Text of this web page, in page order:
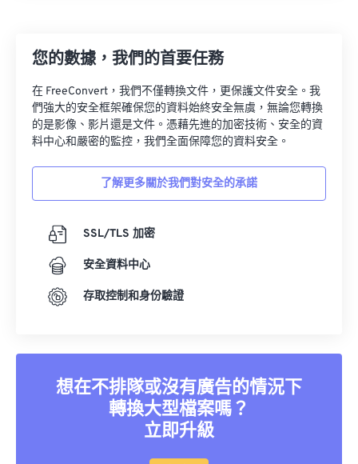
您的數據，我們的首要任務
在 FreeConvert，我們不僅轉換文件，更保護文件安全。我
們強大的安全框架確保您的資料始終安全無虞，無論您轉換
的是影像、影片還是文件。憑藉先進的加密技術、安全的資
料中心和嚴密的監控，我們全面保障您的資料安全。
了解更多關於我們對安全的承諾
SSL/TLS 加密
安全資料中心
存取控制和身份驗證
想在不排隊或沒有廣告的情況下
轉換大型檔案嗎？
立即升級